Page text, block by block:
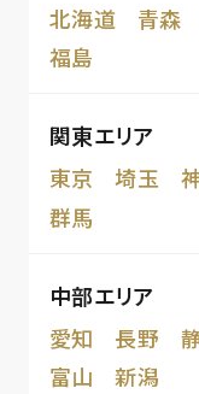
北海道
青森
福島
関東エリア
東京
埼玉
群馬
中部エリア
愛知
長野
富山
新潟